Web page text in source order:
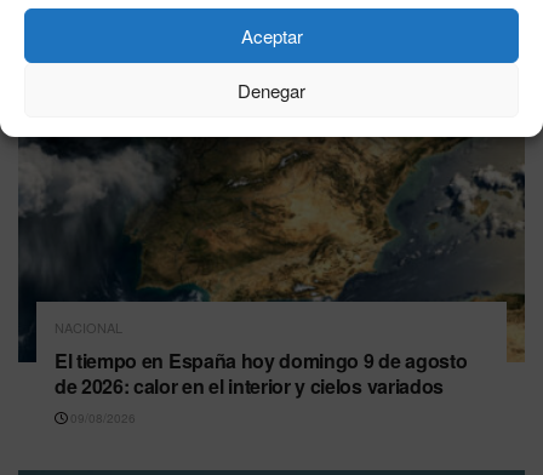
Aceptar
Denegar
NACIONAL
El tiempo en España hoy domingo 9 de agosto
de 2026: calor en el interior y cielos variados
09/08/2026